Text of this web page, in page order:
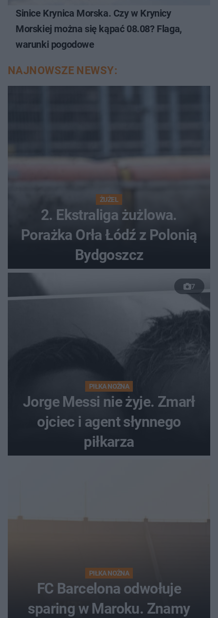
Sinice Krynica Morska. Czy w Krynicy
Morskiej można się kąpać 08.08? Flaga,
warunki pogodowe
NAJNOWSZE NEWSY:
ŻUŻEL
2. Ekstraliga żużlowa.
Porażka Orła Łódź z Polonią
Bydgoszcz
7
PIŁKA NOŻNA
Jorge Messi nie żyje. Zmarł
ojciec i agent słynnego
piłkarza
PIŁKA NOŻNA
FC Barcelona odwołuje
sparing w Maroku. Znamy